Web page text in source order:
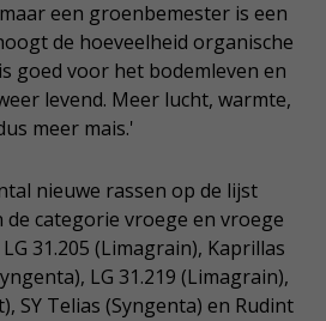
een groenbemester is een
de hoeveelheid organische
goed voor het bodemleven en
levend. Meer lucht, warmte,
meer mais.'
nieuwe rassen op de lijst
de categorie vroege en vroege
31.205 (Limagrain), Kaprillas
LG 31.219 (Limagrain),
SY Telias (Syngenta) en Rudint